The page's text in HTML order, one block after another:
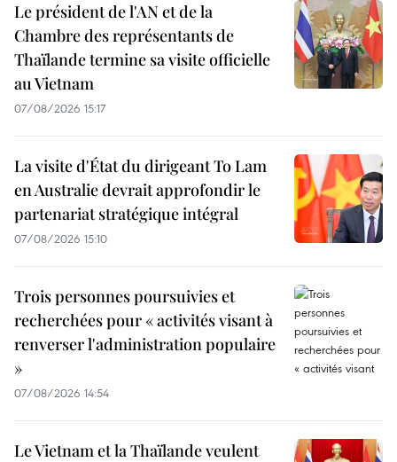
Le président de l'AN et de la
Chambre des représentants de
Thaïlande termine sa visite officielle
au Vietnam
07/08/2026 15:17
La visite d'État du dirigeant To Lam
en Australie devrait approfondir le
partenariat stratégique intégral
07/08/2026 15:10
Trois personnes poursuivies et
recherchées pour « activités visant à
renverser l'administration populaire
»
07/08/2026 14:54
Le Vietnam et la Thaïlande veulent